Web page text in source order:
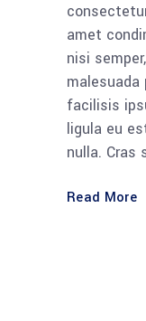
amet
nisi
malesuada
facilisis
ligula eu
nulla. Cras
Read More